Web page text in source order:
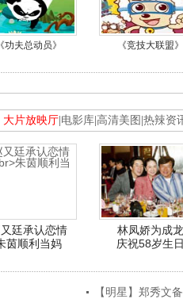
《功夫总动员》 《竞技大联盟》
大片放映厅 电影库 高清美图 热辣资
廷承认恋情
茵顺利当妈
林凤娇为成龙
庆祝58岁生
【明星】郑秀文